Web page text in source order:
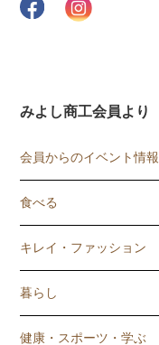
みよし商工会員より
会員からのイベント情報
食べる
キレイ・ファッション
暮らし
健康・スポーツ・学ぶ